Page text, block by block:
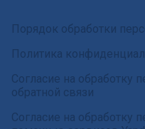
Порядок обработки
Политика
Согласие на обработку
обратной связи
Согласие на обработку